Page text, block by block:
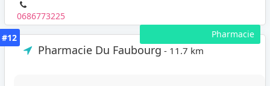
0686773225
Pharmacie
#12
Pharmacie Du Faubourg - 11.7 km